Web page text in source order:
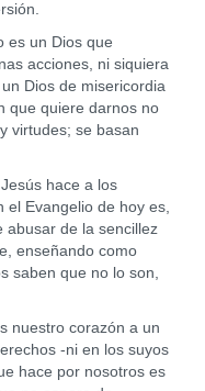
un Dios que
acciones, ni siquiera
Dios de misericordia
que quiere darnos no
virtudes; se basan
hace a los
el Evangelio de hoy es,
abusar de la sencillez
enseñando como
saben que no lo son,
corazón a un
-ni en los suyos
hace por nosotros es